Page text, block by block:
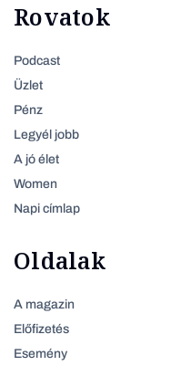
Rovatok
Podcast
Üzlet
Pénz
Legyél jobb
A jó élet
Women
Napi címlap
Oldalak
A magazin
Előfizetés
Esemény